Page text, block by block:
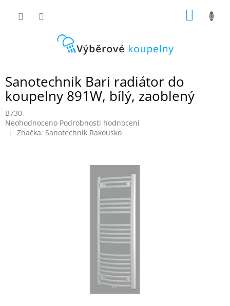
Sanotechnik Bari radiátor do
koupelny 891W, bílý, zaoblený
B730
Průměrné
hodnocení
Neohodnoceno Podrobnosti hodnocení
Značka: Sanotechnik Rakousko